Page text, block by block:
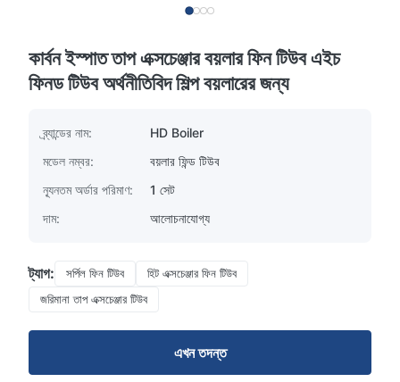
কার্বন ইস্পাত তাপ এক্সচেঞ্জার বয়লার ফিন টিউব এইচ
ফিনড টিউব অর্থনীতিবিদ শিল্প বয়লারের জন্য
ব্র্যান্ডের নাম:
HD Boiler
মডেল নম্বর:
বয়লার ফিন্ড টিউব
ন্যূনতম অর্ডার পরিমাণ:
1 সেট
দাম:
আলোচনাযোগ্য
ট্যাগ: সর্পিল ফিন টিউব
হিট এক্সচেঞ্জার ফিন টিউব
জরিমানা তাপ এক্সচেঞ্জার টিউব
এখন তদন্ত